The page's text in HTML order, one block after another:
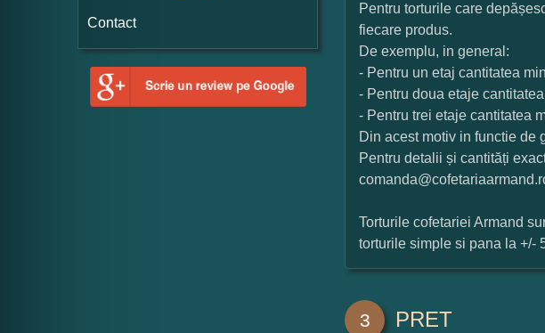
Contact
Pentru torturile care
fiecare produs.
De exemplu, in general:
- Pentru un etaj cantitatea
- Pentru doua etaje
- Pentru trei etaje cantitatea
Din acest motiv in functie de
Pentru detalii și cantități
Torturile cofetariei Armand
torturile simple si pana la +/-
3 PRET